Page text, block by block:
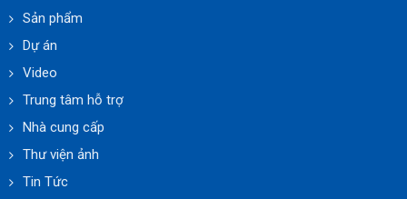
Sản phẩm
Dự án
Video
Trung tâm hỗ trợ
Nhà cung cấp
Thư viện ảnh
Tin Tức